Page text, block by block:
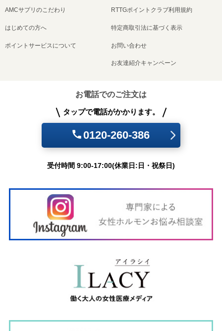
AMCサプリのこだわり
はじめての方へ
ポイントサービスについて
RTTGポイントクラブ利用規約
特定商取引法に基づく表示
お問い合わせ
お友達紹介キャンペーン
お電話でのご注文は
タップで電話がかかります。
0120-260-386
受付時間 9:00-17:00(休業日:日・祝祭日)